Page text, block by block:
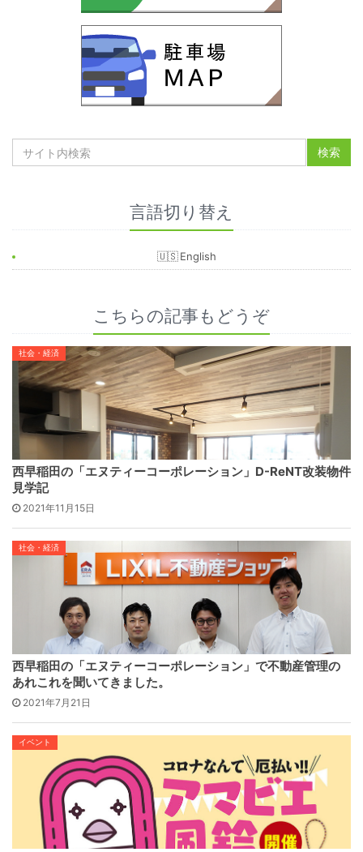
言語切り替え
English
こちらの記事もどうぞ
社会・経済
西早稲田の「エヌティーコーポレーション」D-ReNT改装物件
見学記
2021年11月15日
社会・経済
西早稲田の「エヌティーコーポレーション」で不動産管理の
あれこれを聞いてきました。
2021年7月21日
イベント